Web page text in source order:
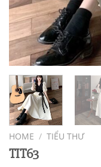
HOME / TIỂU THƯ
TIT63